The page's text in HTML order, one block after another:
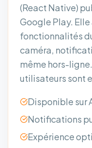
(React Native)
Google Play.
fonctionnalités
caméra,
même hors-
utilisateurs sont
Disponible sur
Notifications
Expérience